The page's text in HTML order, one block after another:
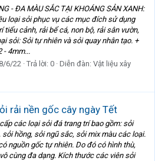
- ĐA MÀU SẮC TẠI KHOÁNG SẢN XANH:
loại sỏi phục vụ các mục đích sử dụng
tiểu cảnh, rải bể cá, non bộ, rải sân vườn,
sỏi: Sỏi tự nhiên và sỏi quay nhân tạo. +
- 4mm...
6/22 Trả lời: 0 Diễn đàn: Vật liệu xây
rải nền gốc cây ngày Tết
các loại sỏi đá trang trí bao gồm: sỏi
sỏi hồng, sỏi ngũ sắc, sỏi mix màu các loại.
nguồn gốc tự nhiên. Do đó có hình thù,
cùng đa dạng. Kích thước các viên sỏi